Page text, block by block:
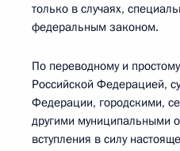
только в случаях,
федеральным законом.
По переводному и
Российской Федерацией,
Федерации, городскими,
другими муниципальными
вступления в силу